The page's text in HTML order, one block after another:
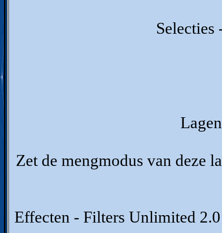
Selecties
Zet de mengmodus van deze
Effecten - Filters Unlimited